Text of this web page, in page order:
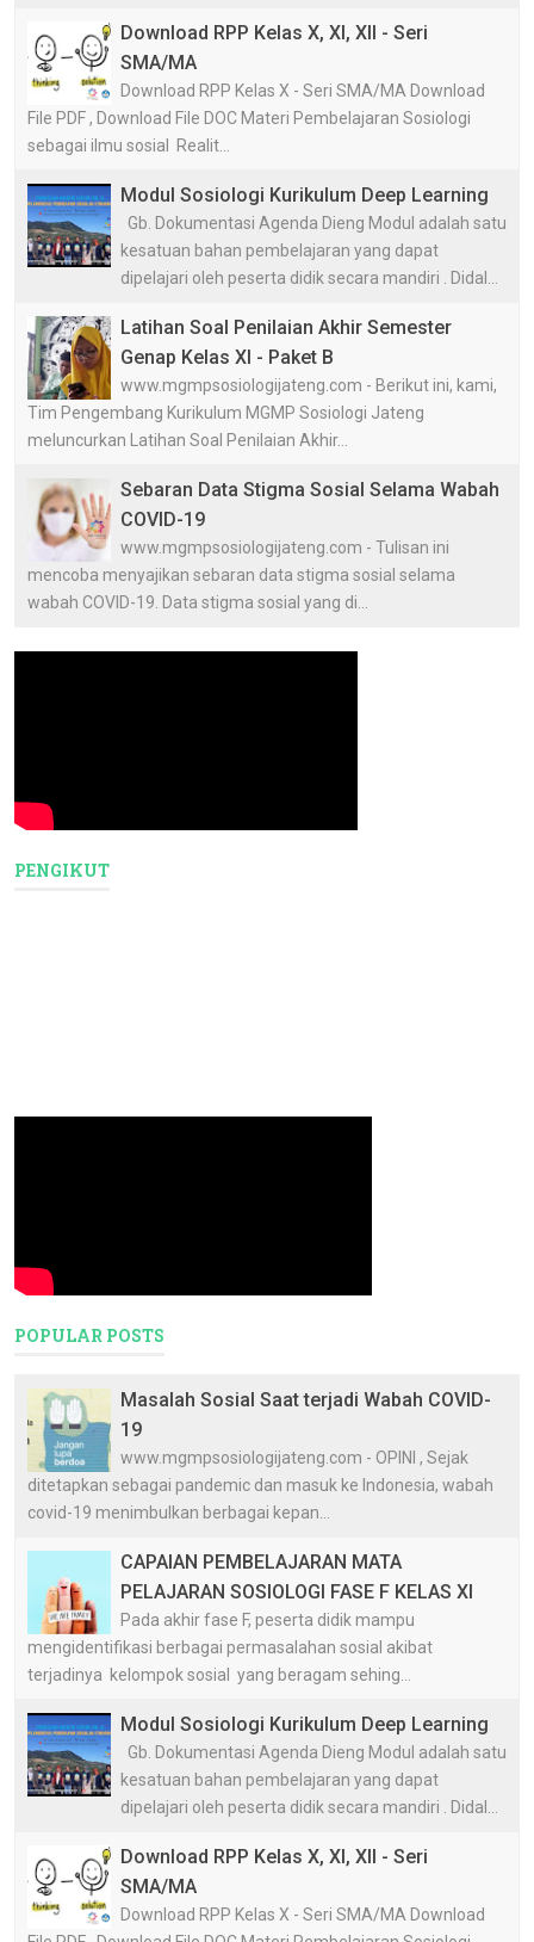
Download RPP Kelas X, XI, XII - Seri
SMA/MA
Download RPP Kelas X - Seri SMA/MA Download
File PDF , Download File DOC Materi Pembelajaran Sosiologi
sebagai ilmu sosial Realit...
Modul Sosiologi Kurikulum Deep Learning
Gb. Dokumentasi Agenda Dieng Modul adalah satu
kesatuan bahan pembelajaran yang dapat
dipelajari oleh peserta didik secara mandiri . Didal...
Latihan Soal Penilaian Akhir Semester
Genap Kelas XI - Paket B
www.mgmpsosiologijateng.com - Berikut ini, kami,
Tim Pengembang Kurikulum MGMP Sosiologi Jateng
meluncurkan Latihan Soal Penilaian Akhir...
Sebaran Data Stigma Sosial Selama Wabah
COVID-19
www.mgmpsosiologijateng.com - Tulisan ini
mencoba menyajikan sebaran data stigma sosial selama
wabah COVID-19. Data stigma sosial yang di...
PENGIKUT
POPULAR POSTS
Masalah Sosial Saat terjadi Wabah COVID-
19
www.mgmpsosiologijateng.com - OPINI , Sejak
ditetapkan sebagai pandemic dan masuk ke Indonesia, wabah
covid-19 menimbulkan berbagai kepan...
CAPAIAN PEMBELAJARAN MATA
PELAJARAN SOSIOLOGI FASE F KELAS XI
Pada akhir fase F, peserta didik mampu
mengidentifikasi berbagai permasalahan sosial akibat
terjadinya kelompok sosial yang beragam sehing...
Modul Sosiologi Kurikulum Deep Learning
Gb. Dokumentasi Agenda Dieng Modul adalah satu
kesatuan bahan pembelajaran yang dapat
dipelajari oleh peserta didik secara mandiri . Didal...
Download RPP Kelas X, XI, XII - Seri
SMA/MA
Download RPP Kelas X - Seri SMA/MA Download